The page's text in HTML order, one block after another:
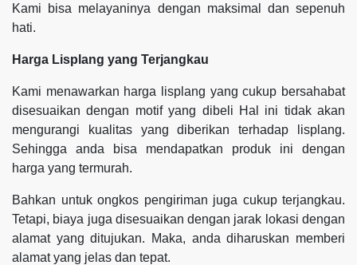
Kami bisa melayaninya dengan maksimal dan sepenuh
hati.
Harga Lisplang yang Terjangkau
Kami menawarkan harga lisplang yang cukup bersahabat
disesuaikan dengan motif yang dibeli Hal ini tidak akan
mengurangi kualitas yang diberikan terhadap lisplang.
Sehingga anda bisa mendapatkan produk ini dengan
harga yang termurah.
Bahkan untuk ongkos pengiriman juga cukup terjangkau.
Tetapi, biaya juga disesuaikan dengan jarak lokasi dengan
alamat yang ditujukan. Maka, anda diharuskan memberi
alamat yang jelas dan tepat.